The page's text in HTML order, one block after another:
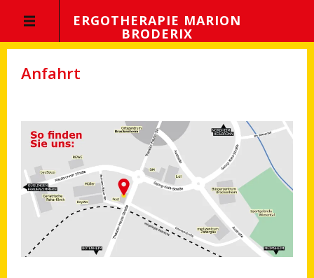
ERGOTHERAPIE MARION
BRODERIX
Anfahrt